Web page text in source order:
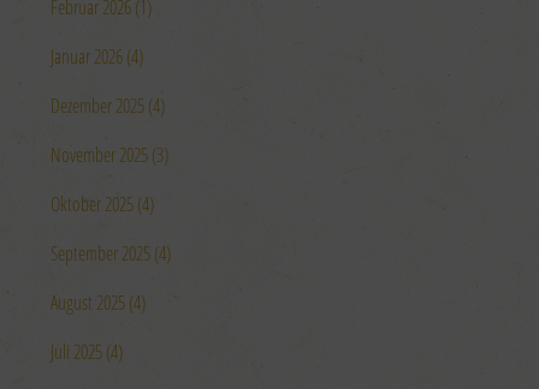
Februar 2026 (1)
Januar 2026 (4)
Dezember 2025 (4)
November 2025 (3)
Oktober 2025 (4)
September 2025 (4)
August 2025 (4)
Juli 2025 (4)